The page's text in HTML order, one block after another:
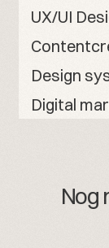
UX/UI
Design
Digital
Nog